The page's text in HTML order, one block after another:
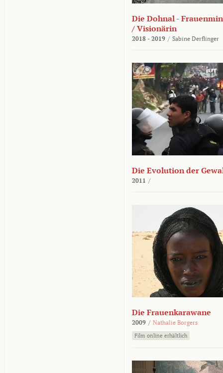
Die Dohnal -
/ Visionärin
2018 - 2019 / Sabine Derflinger
Die Evolution der
2011 /
Die Frauenkarawane
2009 / Nathalie Borgers
Film online erhältlich